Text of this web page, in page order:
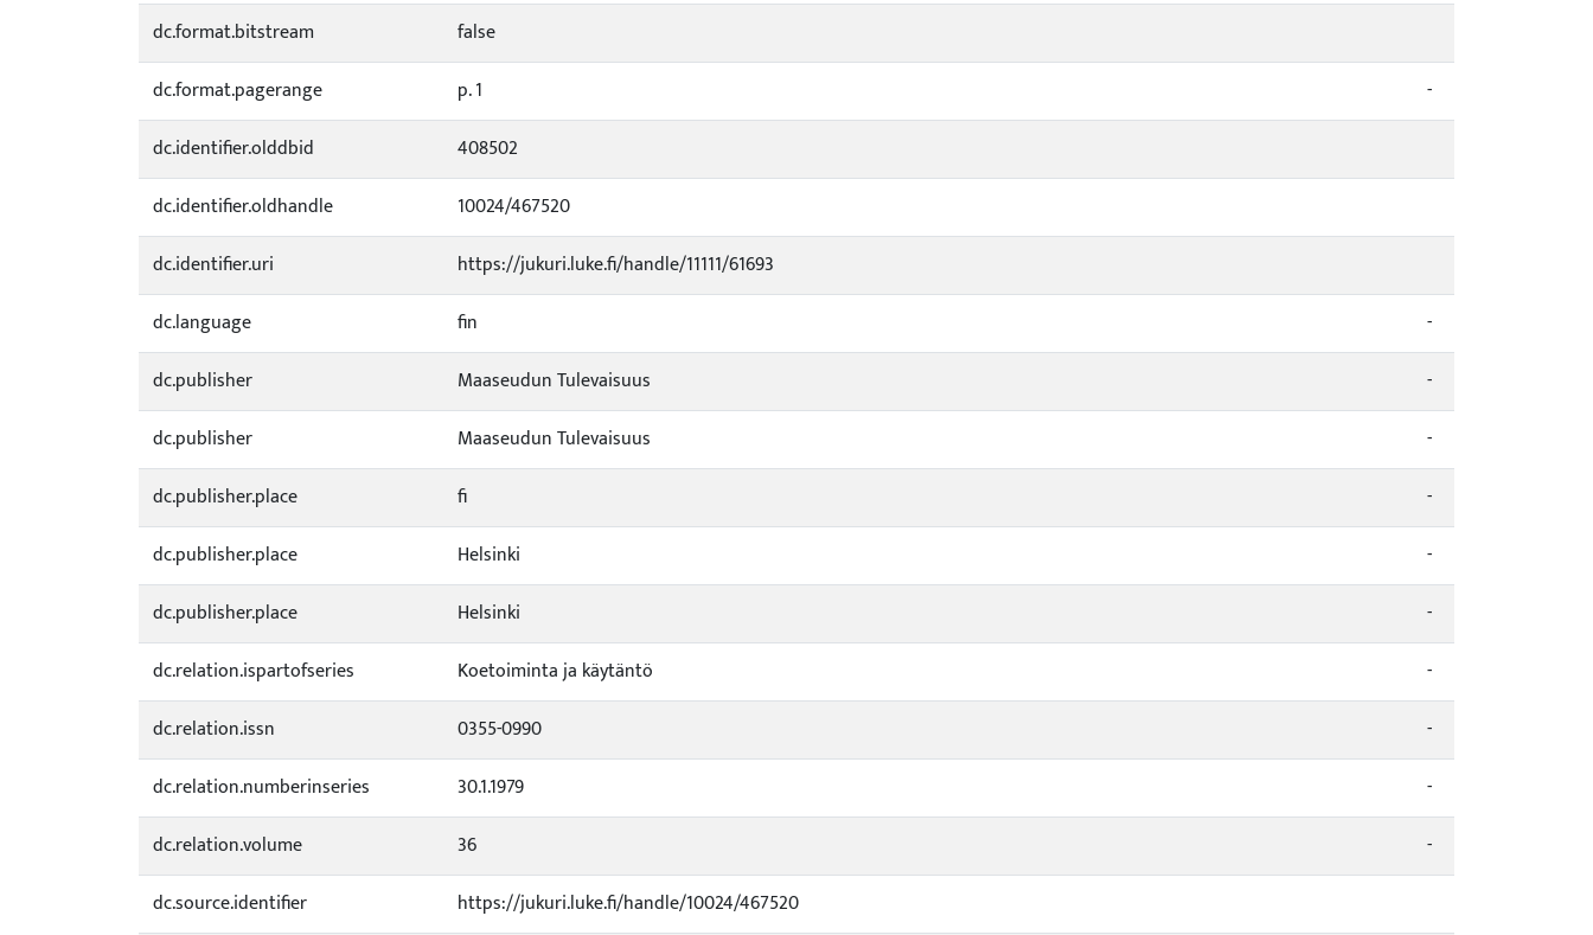
dc.format.bitstream
false
dc.format.pagerange
p. 1
-
dc.identifier.olddbid
408502
dc.identifier.oldhandle
10024/467520
dc.identifier.uri
https://jukuri.luke.fi/handle/11111/61693
dc.language
fin
-
dc.publisher
Maaseudun Tulevaisuus
-
dc.publisher
Maaseudun Tulevaisuus
-
dc.publisher.place
fi
-
dc.publisher.place
Helsinki
-
dc.publisher.place
Helsinki
-
dc.relation.ispartofseries
Koetoiminta ja käytäntö
-
dc.relation.issn
0355-0990
-
dc.relation.numberinseries
30.1.1979
-
dc.relation.volume
36
-
dc.source.identifier
https://jukuri.luke.fi/handle/10024/467520